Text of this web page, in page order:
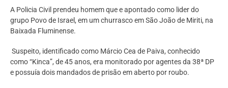
A Policia Civil prendeu homem que e apontado como lider do
grupo Povo de Israel, em um churrasco em São João de Miriti, na
Baixada Fluminense.
Suspeito, identificado como Márcio Cea de Paiva, conhecido
como “Kinca”, de 45 anos, era monitorado por agentes da 38ª DP
e possuía dois mandados de prisão em aberto por roubo.